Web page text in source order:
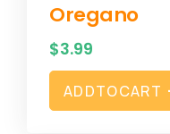
Oregano
$3.99
ADDTOCART